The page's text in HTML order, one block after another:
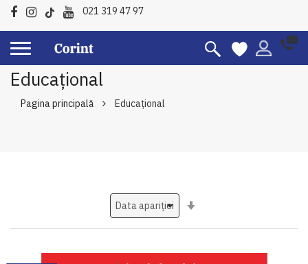
021 319 47 97
Educațional
Pagina principală Educațional